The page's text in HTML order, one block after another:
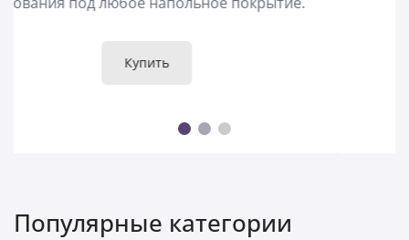
Популярные категории